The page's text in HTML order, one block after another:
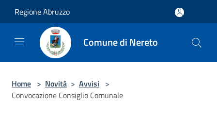
Regione Abruzzo
Comune di Nereto
Home > Novità > Avvisi >
Convocazione Consiglio Comunale